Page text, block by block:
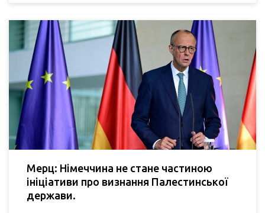
Мерц: Німеччина не стане частиною
ініціативи про визнання Палестинської
держави.